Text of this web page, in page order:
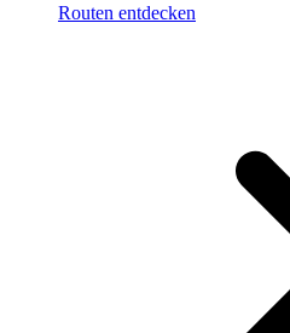
Routen entdecken